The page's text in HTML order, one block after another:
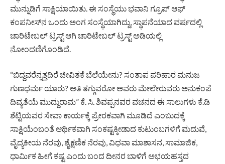
ಮುನ್ನುಡಿಗೆ ಸಾಕ್ಷಿಯಾಯಿತು. ಈ ಸಂಸ್ಥೆಯು ಭವಾನಿ ಗ್ರೂಪ್ ಆಫ್
ಕಂಪನೀಸ್‌ನ ಒಂದು ಅಂಗ ಸಂಸ್ಥೆಯಾಗಿದ್ದು, ಸ್ಥಾಪನೆಯಾದ ವರ್ಷದಲ್ಲಿ
ಚಾರಿಟೇಬಲ್ ಟ್ರಸ್ಟ್ ಆಗಿ ಚಾರಿಟೇಬಲ್ ಟ್ರಸ್ಟ್ ಅಡಿಯಲ್ಲಿ
ನೋಂದಣಿಗೊಂಡಿದೆ.
“ಬಿದ್ದವರೆನ್ನತ್ತದಿರೆ ಜೀವಿತಕೆ ಬೆಲೆಯೇನು? ಸಂತಾಪ ಪರಿಹಾರ ಮನುಜ
ಗುಣಧರ್ಮ ಯಾರು? ಅತಿ ತಗ್ಗುವರೋ ಅವರು ಮೇಲೇರುವರು ಅನುಕಂಪೆ
ದಿವ್ಯತೆಯೆ ಮುದ್ದುರಾಮ” ಕೆ. ಸಿ. ಶಿವಪ್ಪನವರ ವಚನದ ಈ ಸಾಲುಗಳು ಕೆ.ಡಿ
ಶೆಟ್ಟಿಯವರ ಸೇವಾ ಕಾರ್ಯಕ್ಕೆ ಪ್ರೇರಕವಾಗಿ ಮೂಡಿದೆ ಎಂಬುದಕ್ಕೆ
ಸಾಕ್ಷಿಯೆಂಬಂತೆ ಆರ್ಥಿಕವಾಗಿ ಸಂಕಷ್ಟಕ್ಕೀಡಾದ ಕುಟುಂಬಗಳಿಗೆ ಮದುವೆ,
ವೈದ್ಯಕೀಯ ನೆರವು, ಶೈಕ್ಷಣಿಕ ನೆರವು, ವಿಧವಾ ಮಾಶಾಸನ, ಸಾಮಾಜಿಕ,
ಧಾರ್ಮಿಕ ಹೀಗೆ ಕಷ್ಟ ಎಂದು ಬಂದ ದೀನರ ಬಾಳಿಗೆ ಅಭಯಹಸ್ತದ